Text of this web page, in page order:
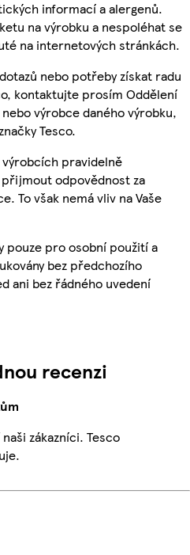
informací a alergenů.
na výrobku a nespoléhat se
na internetových stránkách.
nebo potřeby získat radu
kontaktujte prosím Oddělení
výrobce daného výrobku,
Tesco.
pravidelně
přijmout odpovědnost za
To však nemá vliv na Vaše
pouze pro osobní použití a
bez předchozího
ani bez řádného uvedení
recenzi
zákazníci. Tesco